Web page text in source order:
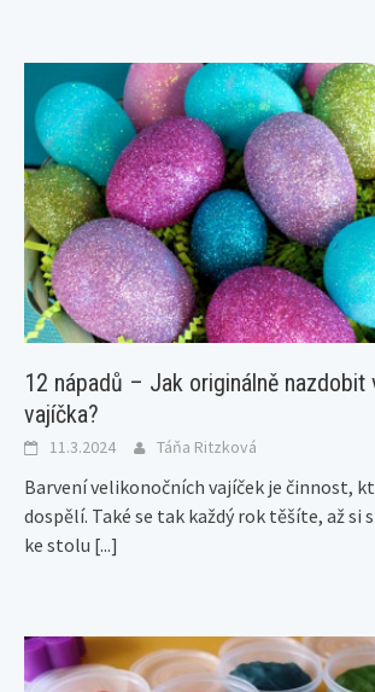
12 nápadů – Jak originálně nazdobit
vajíčka?
11.3.2024 Táňa Ritzková
Barvení velikonočních vajíček je činnost,
dospělí. Také se tak každý rok těšíte, až si
ke stolu [...]